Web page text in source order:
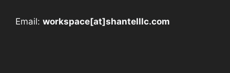
Email: workspace[at]shantelllc.com